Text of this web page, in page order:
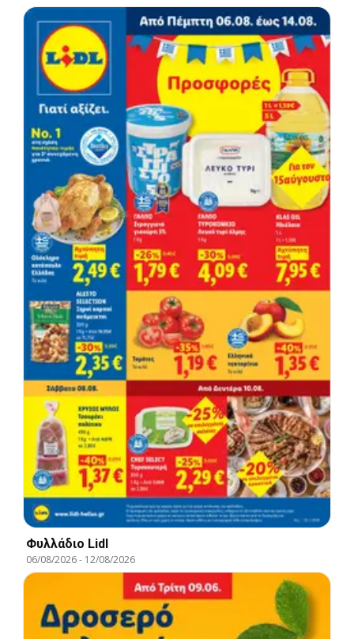
Φυλλάδιο Lidl
06/08/2026- 12/08/2026